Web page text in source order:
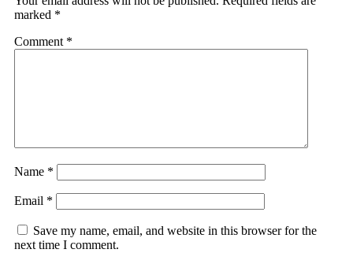
marked *
Comment *
Name *
Email *
Save my name, email, and website in this browser for the
next time I comment.